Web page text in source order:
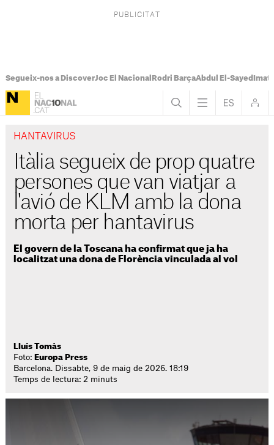
Segueix-nos a DiscoverJoc El Nacional Rodri BarçaAbdul El-Sayed
HANTAVIRUS
Itàlia segueix de prop quatre
persones que van viatjar a
l'avió de KLM amb la dona
morta per hantavirus
El govern de la Toscana ha confirmat que ja ha
localitzat una dona de Florència vinculada al vol
Lluís Tomàs
Foto: Europa Press
Barcelona. Dissabte, 9 de maig de 2026. 18:19
Temps de lectura: 2 minuts